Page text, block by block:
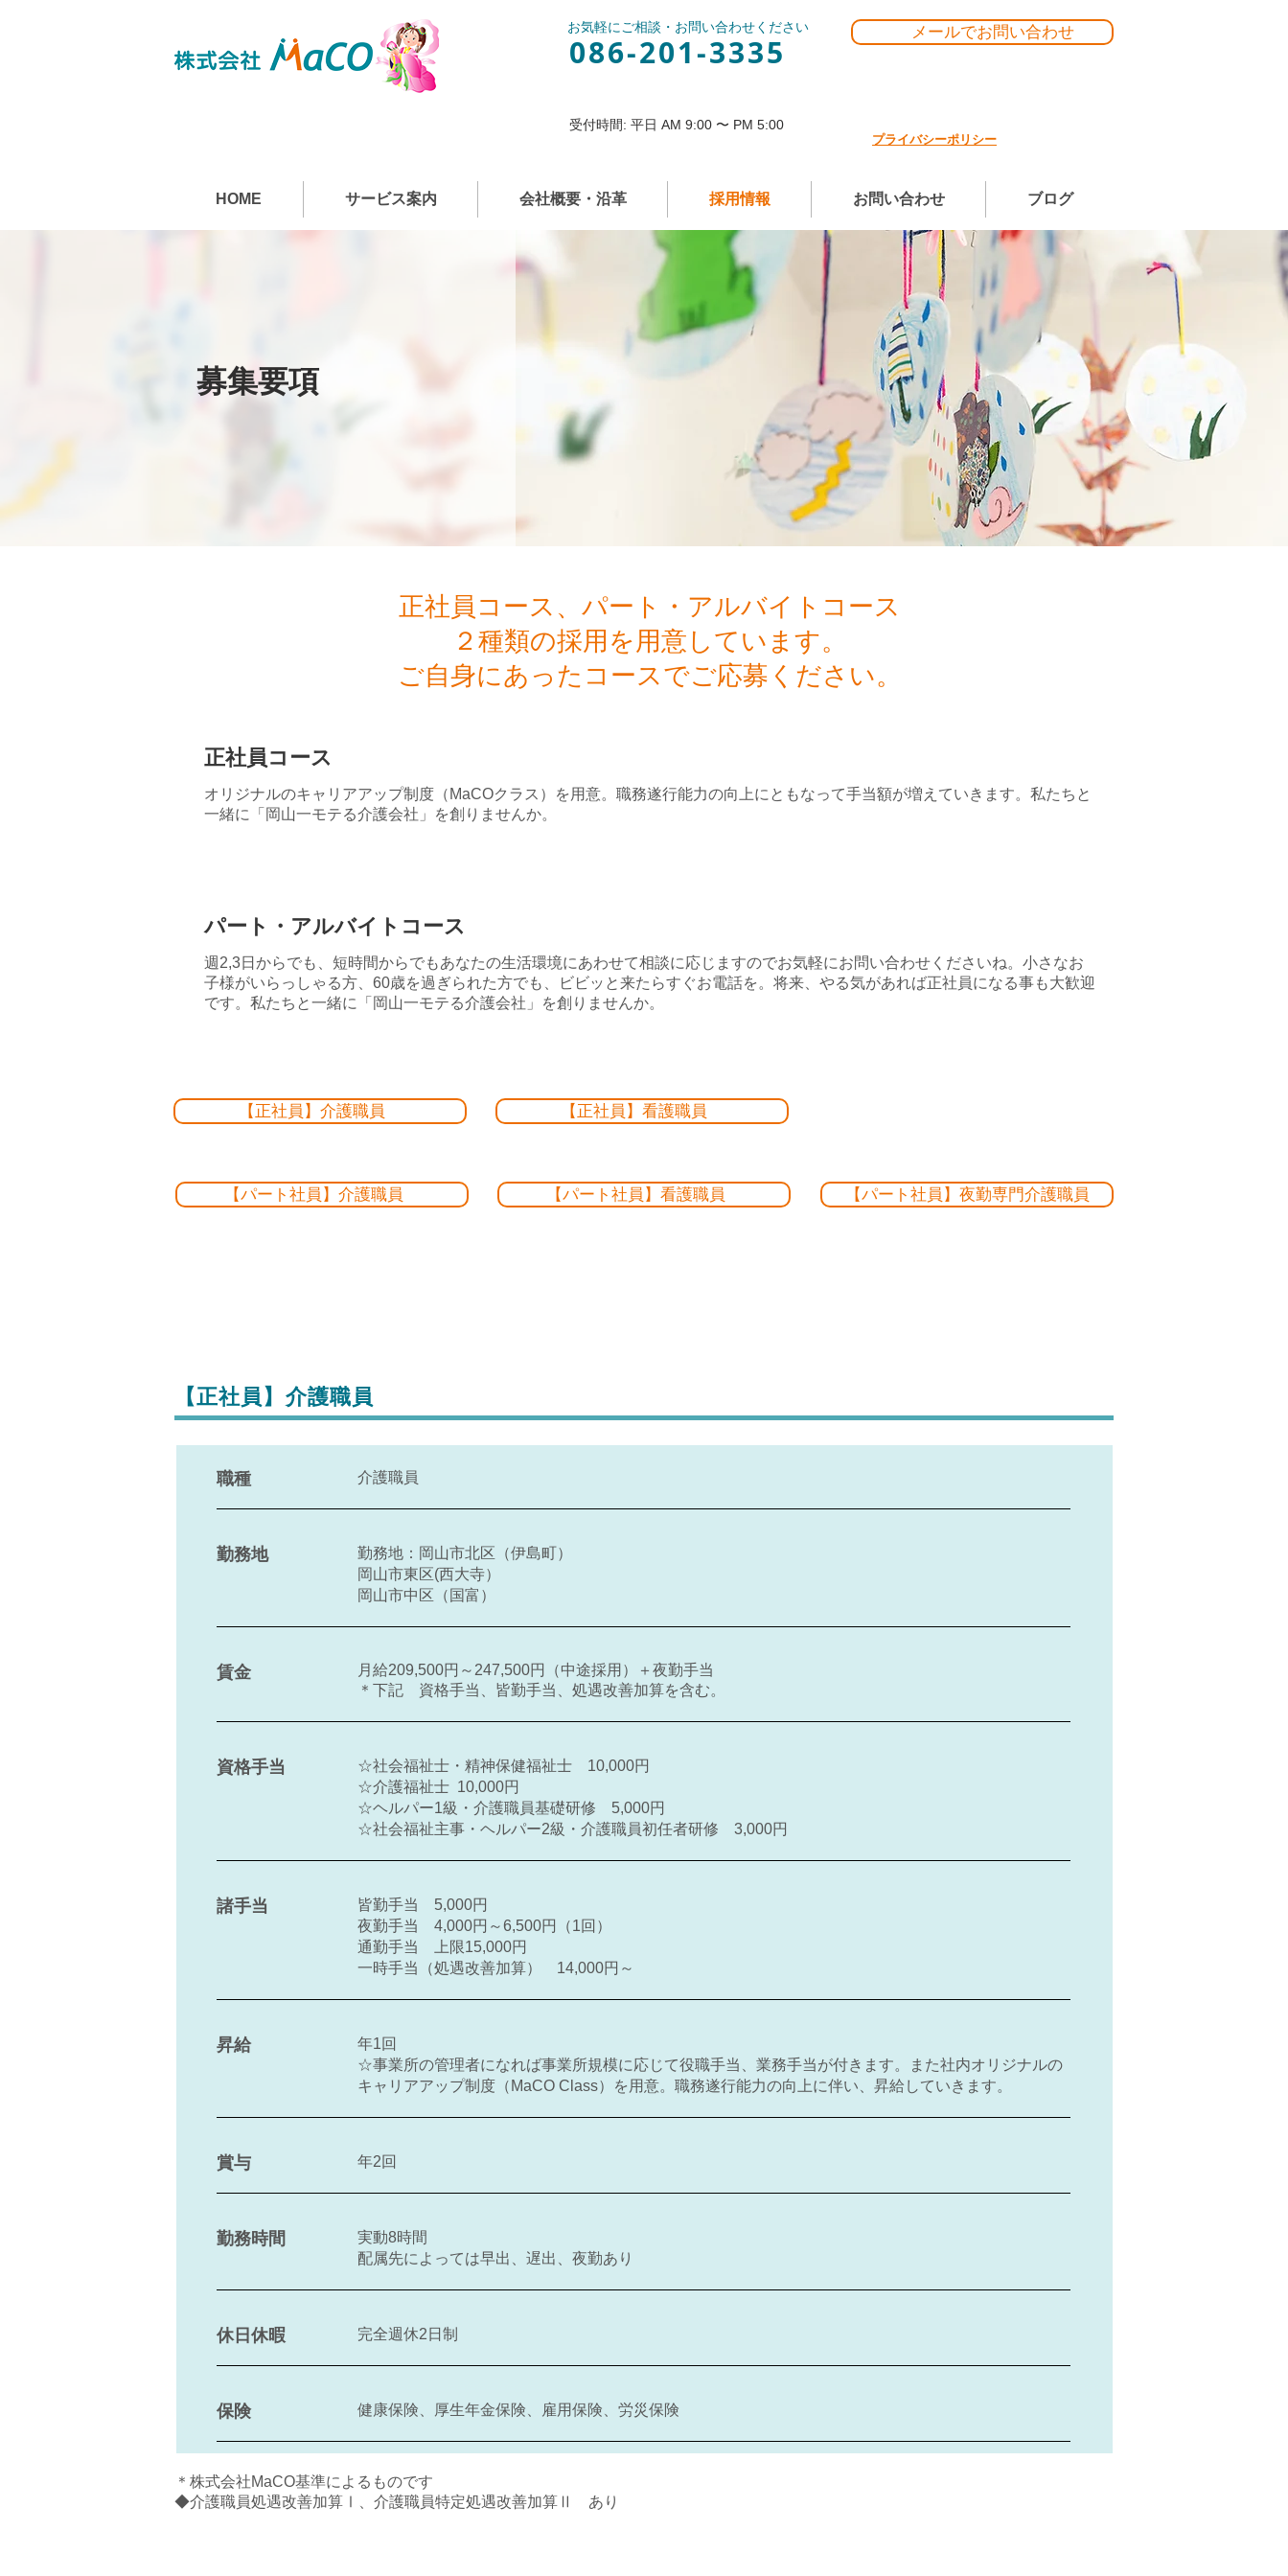
086-201-3335
お気軽にご相談・お問い合わせください
受付時間: 平日 AM 9:00 〜 PM 5:00
メールでお問い合わせ
プライバシーポリシー
HOME サービス案内 会社概要・沿革 採用情報 お問い合わせ ブログ
募集要項
正社員コース、パート・アルバイトコース
２種類の採用を用意しています。
ご自身にあったコースでご応募ください。
正社員コース
オリジナルのキャリアアップ制度（MaCOクラス）を用意。職務遂行能力の向上にともなって手当額が増えていきます。私たちと
一緒に「岡山一モテる介護会社」を創りませんか。
パート・アルバイトコース
週2,3日からでも、短時間からでもあなたの生活環境にあわせて相談に応じますのでお気軽にお問い合わせくださいね。小さなお
子様がいらっしゃる方、60歳を過ぎられた方でも、ビビッと来たらすぐお電話を。将来、やる気があれば正社員になる事も大歓迎
です。私たちと一緒に「岡山一モテる介護会社」を創りませんか。
【正社員】介護職員
【パート社員】介護職員
【正社員】看護職員
【パート社員】看護職員 【パート社員】夜勤専門介護職員
【正社員】介護職員
職種 介護職員
勤務地
勤務地：岡山市北区（伊島町）
岡山市東区(西大寺）
岡山市中区（国富）
賃金
月給209,500円～247,500円（中途採用）＋夜勤手当
＊下記 資格手当、皆勤手当、処遇改善加算を含む。
資格手当
☆社会福祉士・精神保健福祉士 10,000円
☆介護福祉士 10,000円
☆ヘルパー1級・介護職員基礎研修 5,000円
☆社会福祉主事・ヘルパー2級・介護職員初任者研修 3,000円
諸手当
皆勤手当 5,000円
夜勤手当 4,000円～6,500円（1回）
通勤手当 上限15,000円
一時手当（処遇改善加算） 14,000円～
昇給
年1回
☆事業所の管理者になれば事業所規模に応じて役職手当、業務手当が付きます。また社内オリジナルの
キャリアアップ制度（MaCO Class）を用意。職務遂行能力の向上に伴い、昇給していきます。
賞与 年2回
勤務時間
実動8時間
配属先によっては早出、遅出、夜勤あり
休日休暇 完全週休2日制
保険 健康保険、厚生年金保険、雇用保険、労災保険
＊株式会社MaCO基準によるものです
​◆介護職員処遇改善加算Ⅰ、介護職員特定処遇改善加算Ⅱ あり